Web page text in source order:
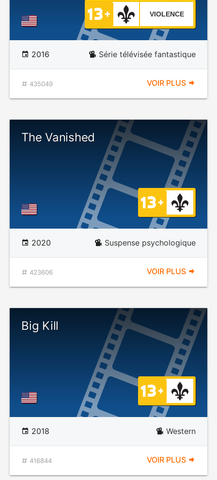
VIOLENCE
2016 Série télévisée fantastique
435049 VOIR PLUS
The Vanished
2020 Suspense psychologique
423606 VOIR PLUS
Big Kill
2018 Western
416844 VOIR PLUS